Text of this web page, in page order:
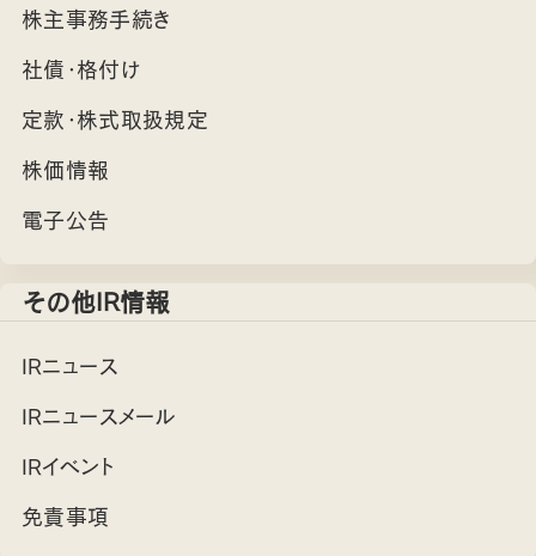
株主事務手続き
社債・格付け
定款・株式取扱規定
株価情報
電子公告
その他IR情報
IRニュース
IRニュースメール
IRイベント
免責事項